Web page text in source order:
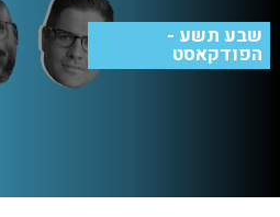
שבע תשע -
הפודקאסט